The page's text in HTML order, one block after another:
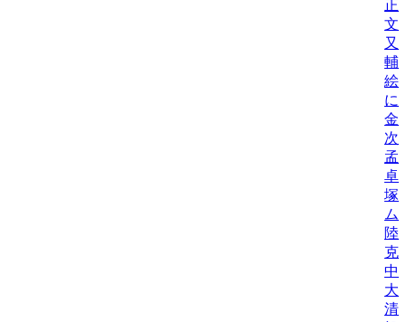
正
文
又
輔/
絵
に
金
次/
孟
卓
塚
ム
陸
克
中
大
清